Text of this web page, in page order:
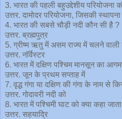
3. भारत की पहली बहुउद्देशीय परियोजना
उत्तर. दामोदर परियोजना, जिसकी
4. भारत की सबसे चौड़ी नदी कौन सी है ?
उत्तर. ब्रह्मपुत्र
5. ग्रीष्म ऋतु में असम राज्य में चलने वाली
उत्तर. नॉर्वेस्टर
6. भारत में दक्षिण पश्चिम मानसून का
उत्तर. जून के प्रथम सप्ताह में
7. वृद्ध गंगा या दक्षिण की गंगा के नाम से
उत्तर. गोदावरी नदी को
8. भारत में पश्चिमी घाट को क्या कहा
उत्तर. सहयाद्रि